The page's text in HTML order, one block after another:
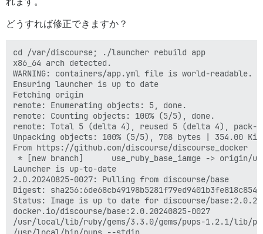
どうすれば修正できますか？
cd /var/discourse; ./launcher rebuild app
x86_64 arch detected.
WARNING: containers/app.yml file is world-
Ensuring launcher is up to date
Fetching origin
remote: Enumerating objects: 5, done.
remote: Counting objects: 100% (5/5), done.
remote: Total 5 (delta 4), reused 5 (delta 4), pack-
Unpacking objects: 100% (5/5), 708 bytes | 354.00
From https://github.com/discourse/discourse_docker
* [new branch]      use_ruby_base_iamge -> origin/
Launcher is up-to-date
2.0.20240825-0027: Pulling from discourse/base
Digest:
Status: Image is up to date for discourse/
docker.io/discourse/base:2.0.20240825-0027
/usr/local/lib/ruby/gems/3.3.0/gems/pups-1.2.1/lib/